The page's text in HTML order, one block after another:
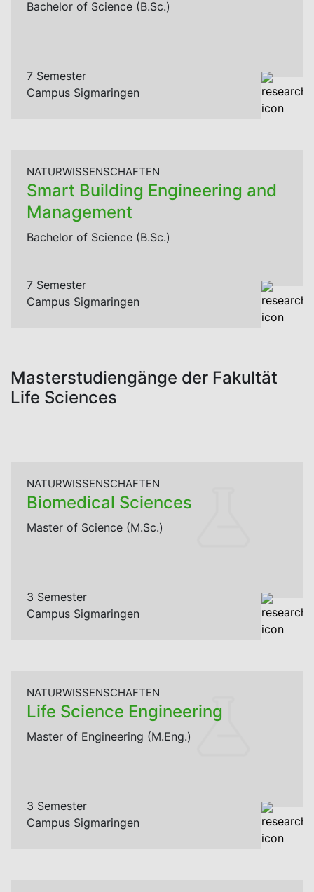
Bachelor of Science (B.Sc.)
7 Semester
Campus Sigmaringen
NATURWISSENSCHAFTEN
Smart Building Engineering and
Management
Bachelor of Science (B.Sc.)
7 Semester
Campus Sigmaringen
Masterstudiengänge der Fakultät
Life Sciences
NATURWISSENSCHAFTEN
Biomedical Sciences
Master of Science (M.Sc.)
3 Semester
Campus Sigmaringen
NATURWISSENSCHAFTEN
Life Science Engineering
Master of Engineering (M.Eng.)
3 Semester
Campus Sigmaringen